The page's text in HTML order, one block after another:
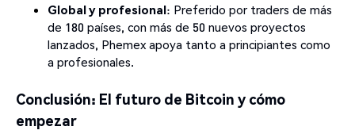
Global y profesional: Preferido por traders de más
de 180 países, con más de 50 nuevos proyectos
lanzados, Phemex apoya tanto a principiantes como
a profesionales.
Conclusión: El futuro de Bitcoin y cómo
empezar